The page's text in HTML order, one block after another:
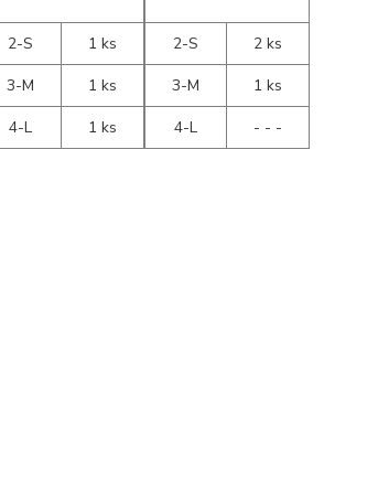
2-S
1 ks
3-M
1 ks
4-L
1 ks
2-S
2 ks
3-M
1 ks
4-L
- - -